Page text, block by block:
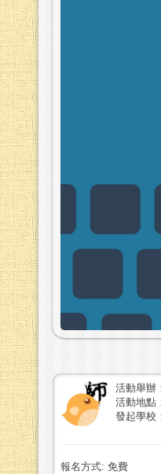
活動舉辦
活動地點
發起學校
報名方式: 免費